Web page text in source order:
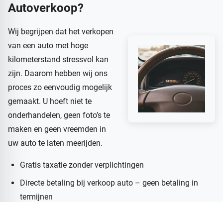
Autoverkoop?
Wij begrijpen dat het verkopen
van een auto met hoge
kilometerstand stressvol kan
zijn. Daarom hebben wij ons
proces zo eenvoudig mogelijk
gemaakt. U hoeft niet te
onderhandelen, geen foto’s te
maken en geen vreemden in
uw auto te laten meerijden.
Gratis taxatie zonder verplichtingen
Directe betaling bij verkoop auto – geen betaling in
termijnen